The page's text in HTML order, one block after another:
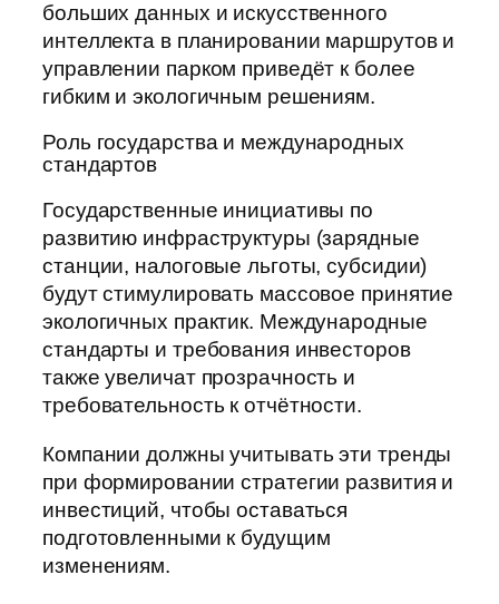
больших данных и искусственного
интеллекта в планировании маршрутов и
управлении парком приведёт к более
гибким и экологичным решениям.
Роль государства и международных
стандартов
Государственные инициативы по
развитию инфраструктуры (зарядные
станции, налоговые льготы, субсидии)
будут стимулировать массовое принятие
экологичных практик. Международные
стандарты и требования инвесторов
также увеличат прозрачность и
требовательность к отчётности.
Компании должны учитывать эти тренды
при формировании стратегии развития и
инвестиций, чтобы оставаться
подготовленными к будущим
изменениям.